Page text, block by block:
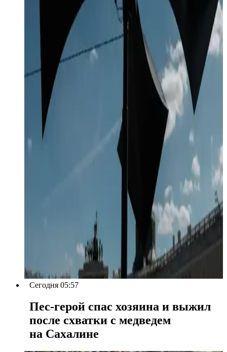
Сегодня 05:57
Пес-герой спас хозяина и выжил
после схватки с медведем
на Сахалине